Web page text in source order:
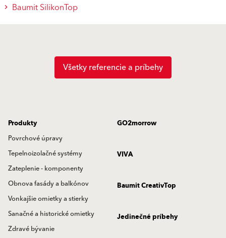
Baumit SilikonTop
Všetky referencie a príbehy
Produkty
Povrchové úpravy
Tepelnoizolačné systémy
Zateplenie - komponenty
Obnova fasády a balkónov
Vonkajšie omietky a stierky
Sanačné a historické omietky
Zdravé bývanie
GO2morrow
VIVA
Baumit CreativTop
Jedinečné príbehy